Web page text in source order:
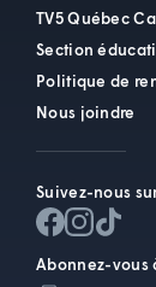
TV5 Québec
Section
Politique de
Nous joindre
Suivez-nous
Abonnez-vous